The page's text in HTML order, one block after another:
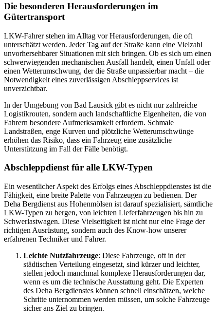
Die besonderen Herausforderungen im
Gütertransport
LKW-Fahrer stehen im Alltag vor Herausforderungen, die oft
unterschätzt werden. Jeder Tag auf der Straße kann eine Vielzahl
unvorhersehbarer Situationen mit sich bringen. Ob es sich um einen
schwerwiegenden mechanischen Ausfall handelt, einen Unfall oder
einen Wetterumschwung, der die Straße unpassierbar macht – die
Notwendigkeit eines zuverlässigen Abschleppservices ist
unverzichtbar.
In der Umgebung von Bad Lausick gibt es nicht nur zahlreiche
Logistikrouten, sondern auch landschaftliche Eigenheiten, die von
Fahrern besondere Aufmerksamkeit erfordern. Schmale
Landstraßen, enge Kurven und plötzliche Wetterumschwünge
erhöhen das Risiko, dass ein Fahrzeug eine zusätzliche
Unterstützung im Fall der Fälle benötigt.
Abschleppdienst für alle LKW-Typen
Ein wesentlicher Aspekt des Erfolgs eines Abschleppdienstes ist die
Fähigkeit, eine breite Palette von Fahrzeugen zu bedienen. Der
Deha Bergdienst aus Hohenmölsen ist darauf spezialisiert, sämtliche
LKW-Typen zu bergen, von leichten Lieferfahrzeugen bis hin zu
Schwerlastwagen. Diese Vielseitigkeit ist nicht nur eine Frage der
richtigen Ausrüstung, sondern auch des Know-how unserer
erfahrenen Techniker und Fahrer.
Leichte Nutzfahrzeuge: Diese Fahrzeuge, oft in der
städtischen Verteilung eingesetzt, sind kürzer und leichter,
stellen jedoch manchmal komplexe Herausforderungen dar,
wenn es um die technische Ausstattung geht. Die Experten
des Deha Bergdienstes können schnell einschätzen, welche
Schritte unternommen werden müssen, um solche Fahrzeuge
sicher ans Ziel zu bringen.